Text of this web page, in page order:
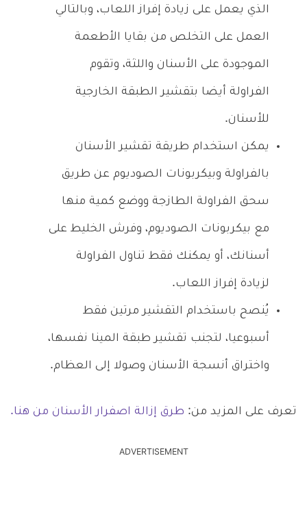
الذي يعمل على زيادة إفراز اللعاب، وبالتالي
العمل على التخلص من بقايا الأطعمة
الموجودة على الأسنان واللثة، وتقوم
الفراولة أيضا بتقشير الطبقة الخارجية
للأسنان.
يمكن استخدام طريقة تقشير الأسنان
بالفراولة وبيكربونات الصوديوم عن طريق
سحق الفراولة الطازجة ووضع كمية منها
مع بيكربونات الصوديوم، وفرش الخليط على
أسنانك، أو يمكنك فقط تناول الفراولة
لزيادة إفراز اللعاب.
يُنصح باستخدام التقشير مرتين فقط
أسبوعيا، لتجنب تقشير طبقة المينا نفسها،
واختراق أنسجة الأسنان وصولا إلى العظام.
تعرف على المزيد من: طرق إزالة اصفرار الأسنان من هنا.
ADVERTISEMENT